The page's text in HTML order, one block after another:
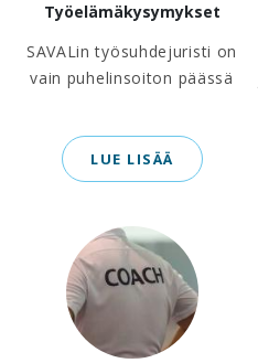
Työelämäkysymykset
SAVALin työsuhdejuristi on
vain puhelinsoiton päässä
LUE LISÄÄ